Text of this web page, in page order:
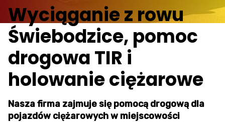
Wyciąganie z rowu
Świebodzice, pomoc
drogowa TIR i
holowanie ciężarowe
Nasza firma zajmuje się pomocą drogową dla
pojazdów ciężarowych w miejscowości